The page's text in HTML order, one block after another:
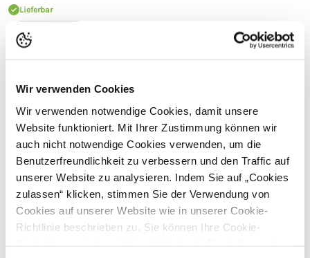
Wir verwenden Cookies
Wir verwenden notwendige Cookies, damit unsere
Website funktioniert. Mit Ihrer Zustimmung können wir
auch nicht notwendige Cookies verwenden, um die
Benutzerfreundlichkeit zu verbessern und den Traffic auf
unserer Website zu analysieren. Indem Sie auf „Cookies
zulassen“ klicken, stimmen Sie der Verwendung von
Cookies auf unserer Website wie in unserer Cookie-
Richtlinie beschrieben zu. Sie können Ihre Cookie-
Lieferbar
Ansehen
30-tägiges
KostenloseBeratung
Portofreiab 175 € (in DE) – außer Sperrgut